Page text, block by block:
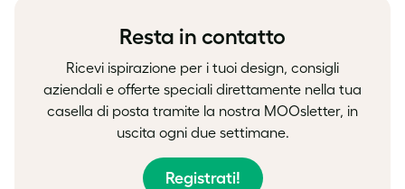
Resta in contatto
Ricevi ispirazione per i tuoi design, consigli
aziendali e offerte speciali direttamente nella tua
casella di posta tramite la nostra MOOsletter, in
uscita ogni due settimane.
Registrati!